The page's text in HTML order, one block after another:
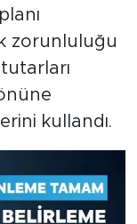
zorunluluğu
kullandı.